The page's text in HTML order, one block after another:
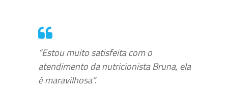
“Estou muito satisfeita com o
atendimento da nutricionista Bruna, ela
é maravilhosa”.